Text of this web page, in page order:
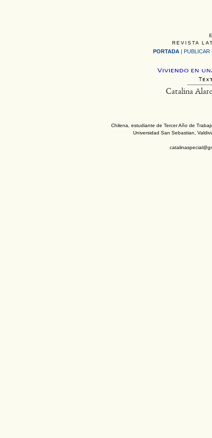
REVISTA
PORTADA | PUBLICAR
Catalina
Chilena, estudiante de Tercer Año de
Universidad San Sebastian,